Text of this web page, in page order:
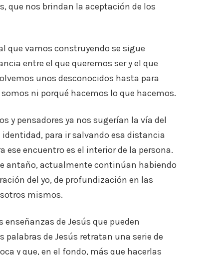
que nos brindan la aceptación de los
que vamos construyendo se sigue
entre el que queremos ser y el que
unos desconocidos hasta para
ni porqué hacemos lo que hacemos.
y pensadores ya nos sugerían la vía del
para ir salvando esa distancia
ese encuentro es el interior de la persona.
antaño, actualmente continúan habiendo
del yo, de profundización en las
mismos.
de Jesús que pueden
de Jesús retratan una serie de
y que, en el fondo, más que hacerlas